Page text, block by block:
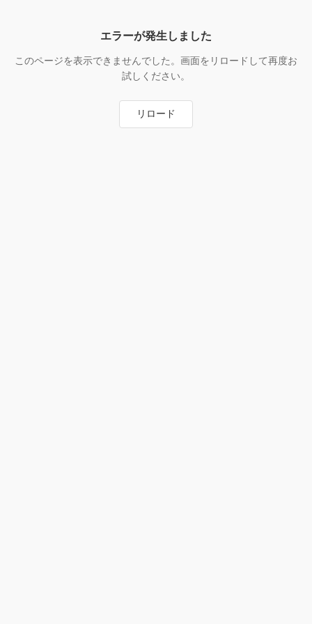
エラーが発生しました
このページを表示できませんでした。画面をリロードして再度お
試しください。
リロード